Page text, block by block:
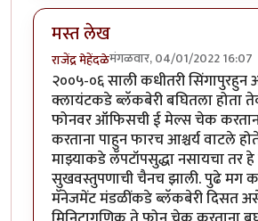
मस्त लेख
राजेंद्र मेहेंदळेमंगळवार, 04/01/2022 16:07
२००५-०६ साली कधीतरी
क्लायंटकडे ब्लॅकबेरी बघितला होता
फोनवर ऑफिसची ई मेल्स चेक
करताना पाहुन फारच आश्चर्य वाटले
माझ्याकडे लॅपटॉपसुद्धा नसायचा तर
सुखवस्तुपणाची चैनच झाली. पुढे मग
मॅनेजमेंट मंडळींकडे ब्लॅकबेरी दिसत